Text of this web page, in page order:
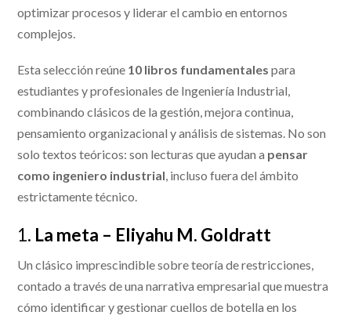
optimizar procesos y liderar el cambio en entornos
complejos.
Esta selección reúne 10 libros fundamentales para
estudiantes y profesionales de Ingeniería Industrial,
combinando clásicos de la gestión, mejora continua,
pensamiento organizacional y análisis de sistemas. No son
solo textos teóricos: son lecturas que ayudan a pensar
como ingeniero industrial, incluso fuera del ámbito
estrictamente técnico.
1. La meta – Eliyahu M. Goldratt
Un clásico imprescindible sobre teoría de restricciones,
contado a través de una narrativa empresarial que muestra
cómo identificar y gestionar cuellos de botella en los